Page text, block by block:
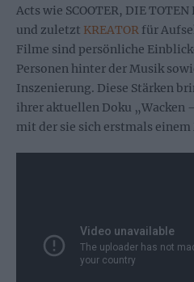
Acts wie SCOOTER, DIE TOTEN
und zuletzt KREATOR für
Filme sind persönliche
Personen hinter der Musik
Inszenierung. Diese Stärken
ihrer aktuellen Doku „Wacken
mit der sie sich erstmals